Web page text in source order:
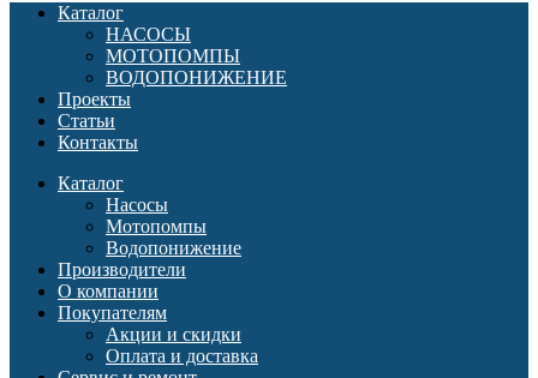
Каталог
НАСОСЫ
МОТОПОМПЫ
ВОДОПОНИЖЕНИЕ
Проекты
Статьи
Контакты
Каталог
Насосы
Мотопомпы
Водопонижение
Производители
О компании
Покупателям
Акции и скидки
Оплата и доставка